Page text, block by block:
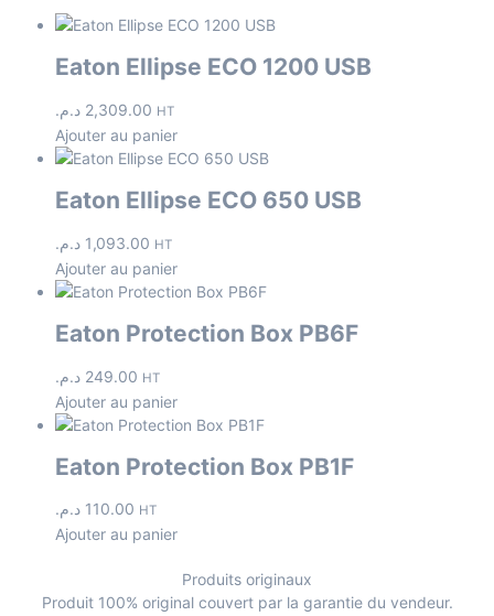
Eaton Ellipse ECO 1200 USB
2,309.00 د.م. HT
Ajouter au panier
Eaton Ellipse ECO 650 USB
1,093.00 د.م. HT
Ajouter au panier
Eaton Protection Box PB6F
249.00 د.م. HT
Ajouter au panier
Eaton Protection Box PB1F
110.00 د.م. HT
Ajouter au panier
Produits originaux
Produit 100% original couvert par la garantie du vendeur.